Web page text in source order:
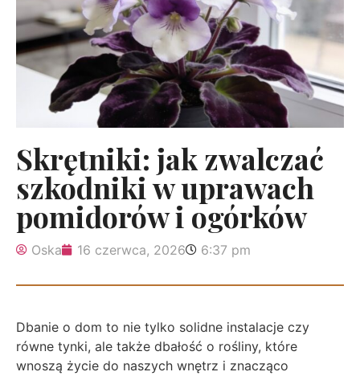
Skrętniki: jak zwalczać
szkodniki w uprawach
pomidorów i ogórków
Oska 16 czerwca, 2026 6:37 pm
Dbanie o dom to nie tylko solidne instalacje czy
równe tynki, ale także dbałość o rośliny, które
wnoszą życie do naszych wnętrz i znacząco